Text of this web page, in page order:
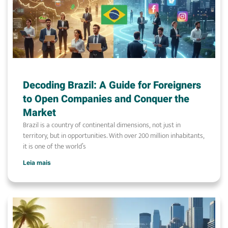
Decoding Brazil: A Guide for Foreigners
to Open Companies and Conquer the
Market
Brazil is a country of continental dimensions, not just in
territory, but in opportunities. With over 200 million inhabitants,
it is one of the world’s
Leia mais